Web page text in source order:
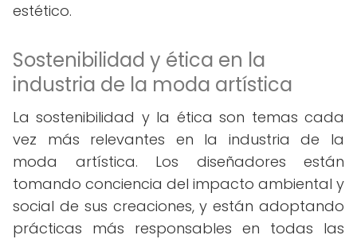
estético.
Sostenibilidad y ética en la
industria de la moda artística
La sostenibilidad y la ética son temas cada
vez más relevantes en la industria de la
moda artística. Los diseñadores están
tomando conciencia del impacto ambiental y
social de sus creaciones, y están adoptando
prácticas más responsables en todas las